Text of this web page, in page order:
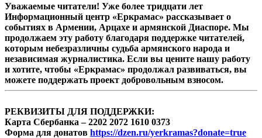
Уважаемые читатели! Уже более тридцати лет
Информационный центр «Еркрамас» рассказывает о
событиях в Армении, Арцахе и армянской Диаспоре. Мы
продолжаем эту работу благодаря поддержке читателей,
которым небезразличны судьба армянского народа и
независимая журналистика. Если вы цените нашу работу
и хотите, чтобы «Еркрамас» продолжал развиваться, вы
можете поддержать проект добровольным взносом.
РЕКВИЗИТЫ ДЛЯ ПОДДЕРЖКИ:
Карта Сбербанка – 2202 2072 1610 0373
Форма для донатов https://dzen.ru/yerkramas?donate=true